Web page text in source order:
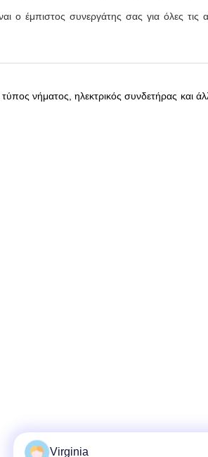
ο έμπιστος συνεργάτης σας για όλες τις
νήματος, ηλεκτρικός συνδετήρας και
Virginia